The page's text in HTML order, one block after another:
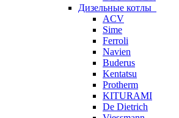
Дизельные котлы
ACV
Sime
Ferroli
Navien
Buderus
Kentatsu
Protherm
KITURAMI
De Dietrich